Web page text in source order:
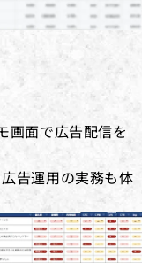
画面で広告配信を
告運用の実務も体